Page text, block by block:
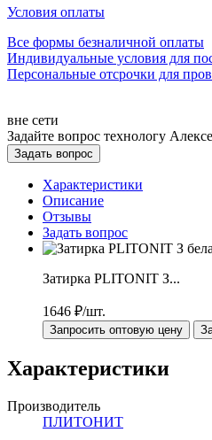
Условия оплаты
Все формы безналичной оплаты
Индивидуальные условия для
Персональные отсрочки для
вне сети
Задайте вопрос технологу
Задать вопрос
Характеристики
Описание
Отзывы
Задать вопрос
Затирка PLITONIT З...
1646 ₽/шт.
Запросить оптовую цену
Характеристики
Производитель
ПЛИТОНИТ